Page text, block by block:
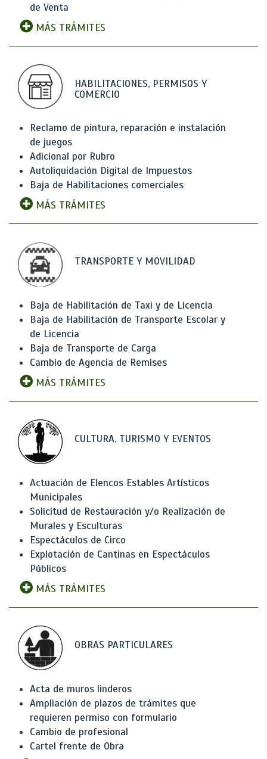
de Venta
MÁS TRÁMITES
HABILITACIONES, PERMISOS Y
COMERCIO
Reclamo de pintura, reparación e instalación
de juegos
Adicional por Rubro
Autoliquidación Digital de Impuestos
Baja de Habilitaciones comerciales
MÁS TRÁMITES
TRANSPORTE Y MOVILIDAD
Baja de Habilitación de Taxi y de Licencia
Baja de Habilitación de Transporte Escolar y
de Licencia
Baja de Transporte de Carga
Cambio de Agencia de Remises
MÁS TRÁMITES
CULTURA, TURISMO Y EVENTOS
Actuación de Elencos Estables Artísticos
Municipales
Solicitud de Restauración y/o Realización de
Murales y Esculturas
Espectáculos de Circo
Explotación de Cantinas en Espectáculos
Públicos
MÁS TRÁMITES
OBRAS PARTICULARES
Acta de muros linderos
Ampliación de plazos de trámites que
requieren permiso con formulario
Cambio de profesional
Cartel frente de Obra